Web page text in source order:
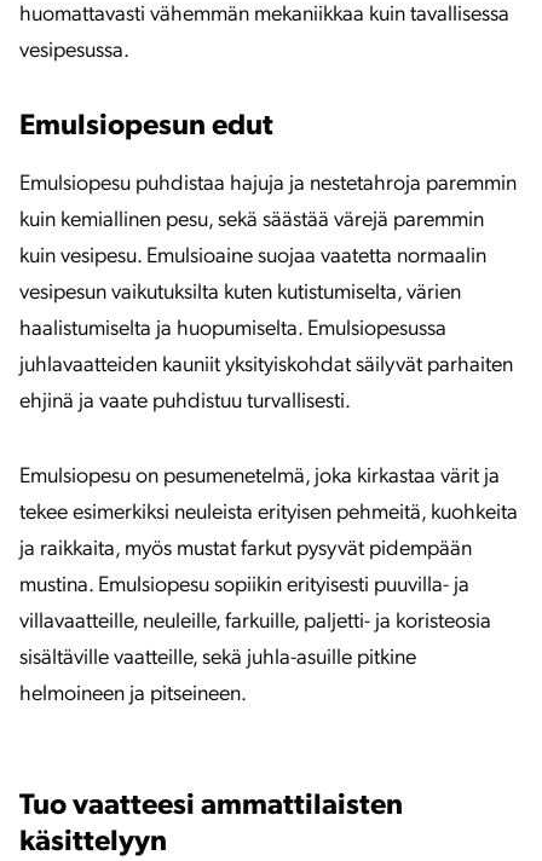
huomattavasti vähemmän mekaniikkaa kuin tavallisessa
vesipesussa.
Emulsiopesun edut
Emulsiopesu puhdistaa hajuja ja nestetahroja paremmin
kuin kemiallinen pesu, sekä säästää värejä paremmin
kuin vesipesu. Emulsioaine suojaa vaatetta normaalin
vesipesun vaikutuksilta kuten kutistumiselta, värien
haalistumiselta ja huopumiselta. Emulsiopesussa
juhlavaatteiden kauniit yksityiskohdat säilyvät parhaiten
ehjinä ja vaate puhdistuu turvallisesti.
Emulsiopesu on pesumenetelmä, joka kirkastaa värit ja
tekee esimerkiksi neuleista erityisen pehmeitä, kuohkeita
ja raikkaita, myös mustat farkut pysyvät pidempään
mustina. Emulsiopesu sopiikin erityisesti puuvilla- ja
villavaatteille, neuleille, farkuille, paljetti- ja koristeosia
sisältäville vaatteille, sekä juhla-asuille pitkine
helmoineen ja pitseineen.
Tuo vaatteesi ammattilaisten
käsittelyyn